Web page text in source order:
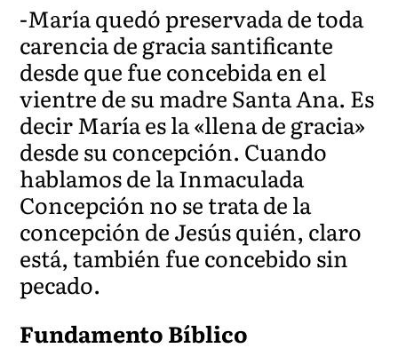
-María quedó preservada de toda
carencia de gracia santificante
desde que fue concebida en el
vientre de su madre Santa Ana. Es
decir María es la «llena de gracia»
desde su concepción. Cuando
hablamos de la Inmaculada
Concepción no se trata de la
concepción de Jesús quién, claro
está, también fue concebido sin
pecado.
Fundamento Bíblico